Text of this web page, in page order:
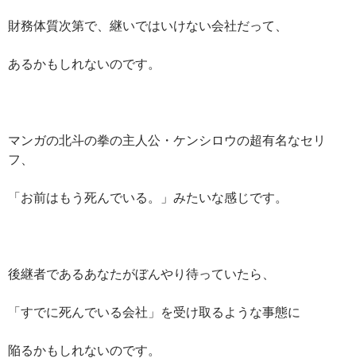
財務体質次第で、継いではいけない会社だって、
あるかもしれないのです。
マンガの北斗の拳の主人公・ケンシロウの超有名なセリ
フ、
「お前はもう死んでいる。」みたいな感じです。
後継者であるあなたがぼんやり待っていたら、
「すでに死んでいる会社」を受け取るような事態に
陥るかもしれないのです。